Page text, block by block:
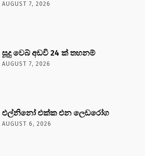
AUGUST 7, 2026
සූදු වෙබ් අඩවි 24 ක් තහනම්
AUGUST 7, 2026
එල්නිනෝ එක්ක එන ලෙඩරෝග
AUGUST 6, 2026